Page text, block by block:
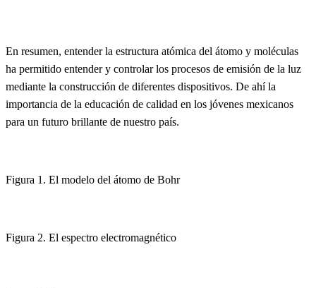
En resumen, entender la estructura atómica del átomo y moléculas
ha permitido entender y controlar los procesos de emisión de la luz
mediante la construcción de diferentes dispositivos. De ahí la
importancia de la educación de calidad en los jóvenes mexicanos
para un futuro brillante de nuestro país.
Figura 1. El modelo del átomo de Bohr
Figura 2. El espectro electromagnético